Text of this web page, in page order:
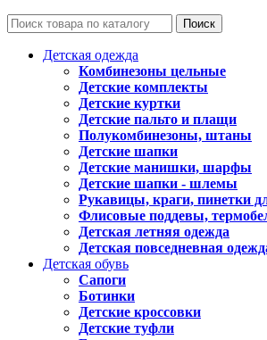
Поиск
Детская одежда
Комбинезоны цельные
Детские комплекты
Детские куртки
Детские пальто и плащи
Полукомбинезоны, штаны
Детские шапки
Детские манишки, шарфы
Детские шапки - шлемы
Рукавицы, краги, пинетки
Флисовые поддевы,
Детская летняя одежда
Детская повседневная
Детская обувь
Сапоги
Ботинки
Детские кроссовки
Детские туфли